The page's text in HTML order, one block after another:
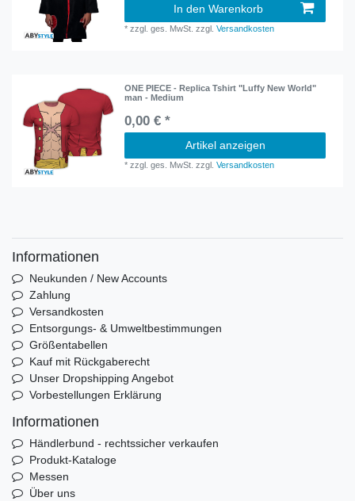
In den Warenkorb
*zzgl. ges. MwSt. zzgl.Versandkosten
ONE PIECE - Replica Tshirt "Luffy New World"
man - Medium
0,00 € *
Artikel anzeigen
*zzgl. ges. MwSt. zzgl.Versandkosten
Informationen
Neukunden / New Accounts
Zahlung
Versandkosten
Entsorgungs- & Umweltbestimmungen
Größentabellen
Kauf mit Rückgaberecht
Unser Dropshipping Angebot
Vorbestellungen Erklärung
Informationen
Händlerbund - rechtssicher verkaufen
Produkt-Kataloge
Messen
Über uns